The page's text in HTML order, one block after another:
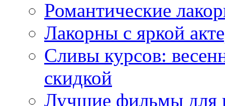
Романтические
Лакорны с яркой
Сливы курсов:
скидкой
Лучшие фильмы для